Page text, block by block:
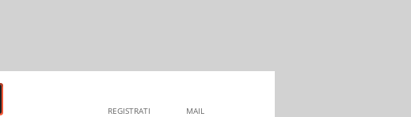
MAIL
REGISTRATI